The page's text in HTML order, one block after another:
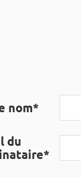
nom*
du